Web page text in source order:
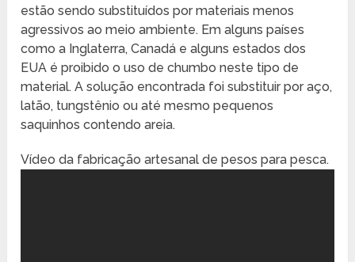
estão sendo substituídos por materiais menos
agressivos ao meio ambiente. Em alguns países
como a Inglaterra, Canadá e alguns estados dos
EUA é proibido o uso de chumbo neste tipo de
material. A solução encontrada foi substituir por aço,
latão, tungstênio ou até mesmo pequenos
saquinhos contendo areia.
Vídeo da fabricação artesanal de pesos para pesca.